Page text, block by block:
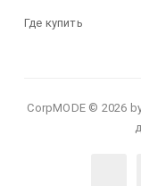
Где купить
CorpMODE © 2026